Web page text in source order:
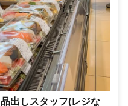
出しスタッフ(レジな